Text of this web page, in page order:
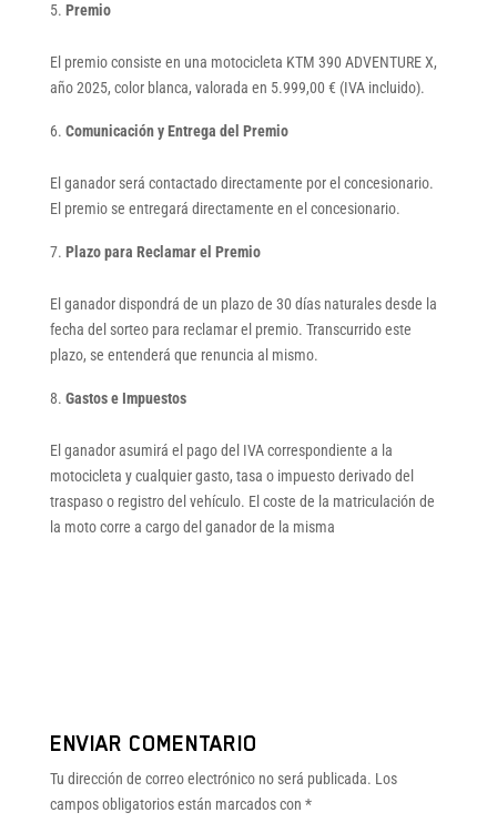
Premio
El premio consiste en una motocicleta KTM 390 ADVENTURE X,
año 2025, color blanca, valorada en 5.999,00 € (IVA incluido).
Comunicación y Entrega del Premio
El ganador será contactado directamente por el concesionario.
El premio se entregará directamente en el concesionario.
Plazo para Reclamar el Premio
El ganador dispondrá de un plazo de 30 días naturales desde la
fecha del sorteo para reclamar el premio. Transcurrido este
plazo, se entenderá que renuncia al mismo.
Gastos e Impuestos
El ganador asumirá el pago del IVA correspondiente a la
motocicleta y cualquier gasto, tasa o impuesto derivado del
traspaso o registro del vehículo. El coste de la matriculación de
la moto corre a cargo del ganador de la misma
ENVIAR COMENTARIO
Tu dirección de correo electrónico no será publicada. Los
campos obligatorios están marcados con *